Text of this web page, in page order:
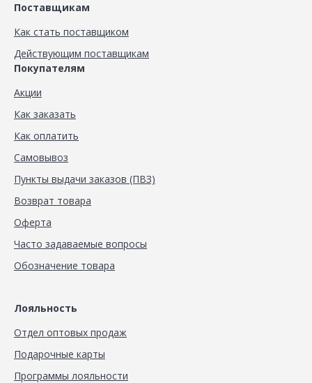
Поставщикам
Как стать поставщиком
Действующим поставщикам
Покупателям
Акции
Как заказать
Как оплатить
Самовывоз
Пункты выдачи заказов (ПВЗ)
Возврат товара
Оферта
Часто задаваемые вопросы
Обозначение товара
Лояльность
Отдел оптовых продаж
Подарочные карты
Программы лояльности